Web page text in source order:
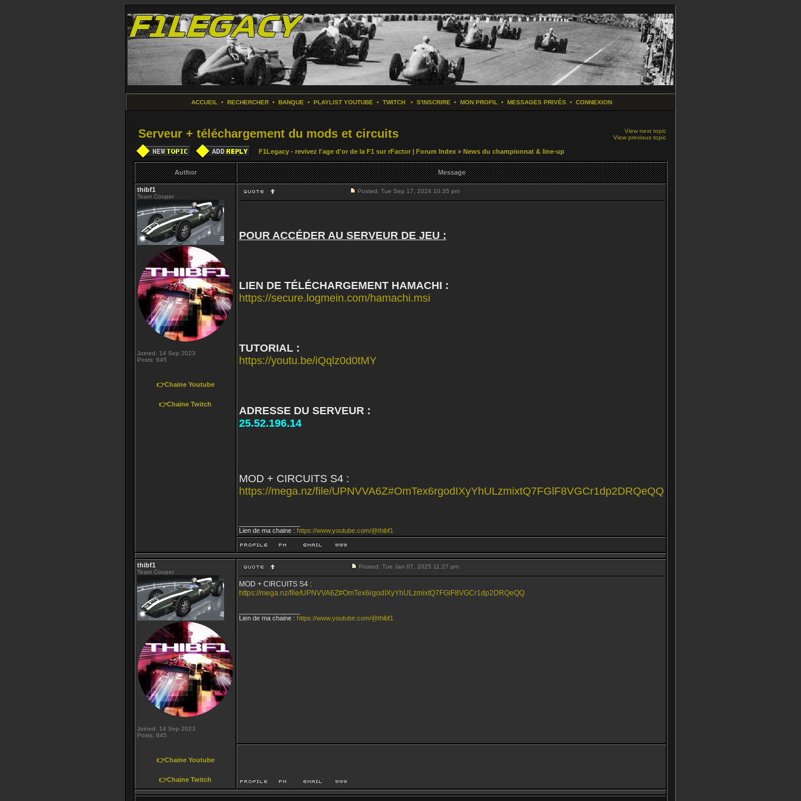
ACCUEIL • RECHERCHER• BANQUE • PLAYLIST YOUTUBE • TWITCH• S'INSCRIRE • MON PROFIL • MESSAGES PRIVÉS• CONNEXION
Serveur + téléchargement du mods et circuits
View next topic
View previous topic
F1Legacy - revivez l'age d'or de la F1 sur rFactor | Forum Index » News du championnat & line-up
Author Message
thibf1
Team Cooper
Joined: 14 Sep 2023
Posts: 645
👉Chaine Youtube
👉Chaine Twitch
Posted: Tue Sep 17, 2024 10:35 pm
POUR ACCÉDER AU SERVEUR DE JEU :
LIEN DE TÉLÉCHARGEMENT HAMACHI :
https://secure.logmein.com/hamachi.msi
TUTORIAL :
https://youtu.be/iQqlz0d0tMY
ADRESSE DU SERVEUR :
25.52.196.14
MOD + CIRCUITS S4 :
https://mega.nz/file/UPNVVA6Z#OmTex6rgodIXyYhULzmixtQ7FGlF8VGCr1dp2DRQeQQ
Lien de ma chaine : https://www.youtube.com/@thibf1
thibf1
Team Cooper
Joined: 14 Sep 2023
Posts: 645
👉Chaine Youtube
👉Chaine Twitch
Posted: Tue Jan 07, 2025 11:27 pm
MOD + CIRCUITS S4 :
https://mega.nz/file/UPNVVA6Z#OmTex6rgodIXyYhULzmixtQ7FGlF8VGCr1dp2DRQeQQ
Lien de ma chaine : https://www.youtube.com/@thibf1